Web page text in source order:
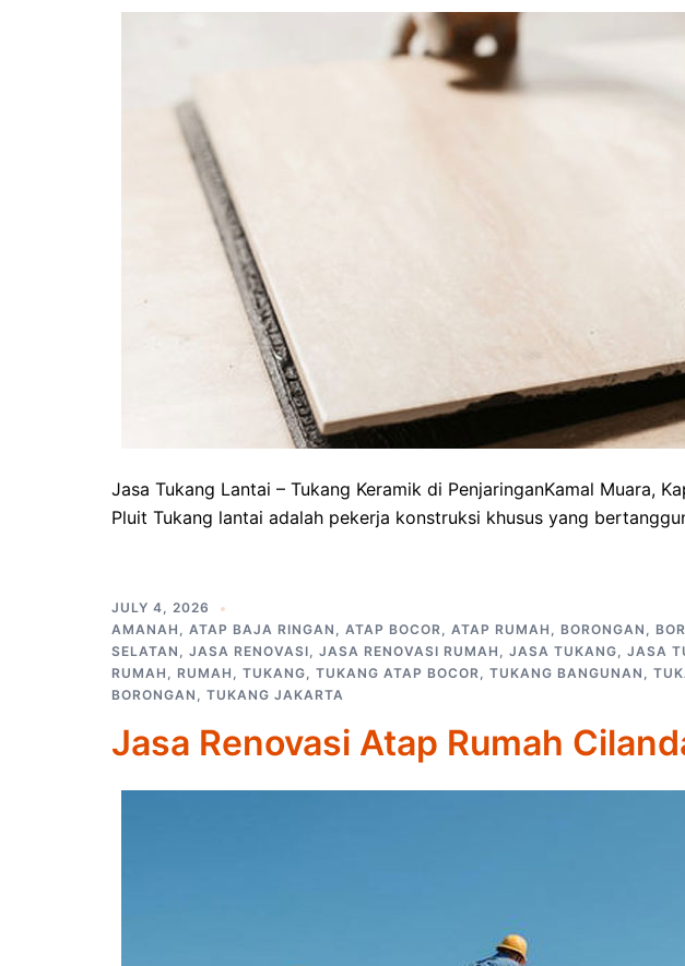
Jasa Tukang Lantai – Tukang Keramik di PenjaringanKamal Muara,
Pluit Tukang lantai adalah pekerja konstruksi khusus yang
JULY 4, 2026
AMANAH , ATAP BAJA RINGAN , ATAP BOCOR, ATAP RUMAH , BORONGAN ,
SELATAN , JASA RENOVASI, JASA RENOVASI RUMAH , JASA TUKANG, JASA
RUMAH , RUMAH , TUKANG, TUKANG ATAP BOCOR, TUKANG BANGUNAN ,
BORONGAN , TUKANG JAKARTA
Jasa Renovasi Atap Rumah